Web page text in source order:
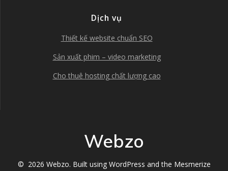
Dịch vụ
Thiết kế website chuẩn SEO
Sản xuất phim – video marketing
Cho thuê hosting chất lượng cao
Webzo
© 2026 Webzo. Built using WordPress and the Mesmerize